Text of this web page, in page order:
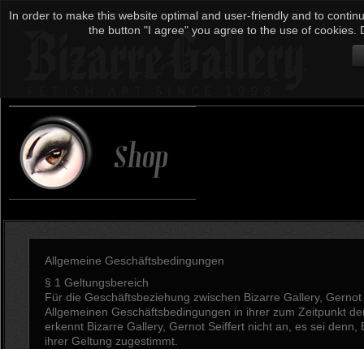
In order to make this website optimal and user-friendly and to
the button "I agree" you agree to the use of
Allgemeine Geschäftsbedingungen
§ 1 Geltungsbereich
Für die Geschäftsbeziehung zwischen Bizarre Gallery,
Allgemeinen Geschäftsbedingungen in ihrer zum Zeitpunkt
erkennt Bizarre Gallery, Gernot Seiffert nicht an, es sei
ihrer Geltung zugestimmt.